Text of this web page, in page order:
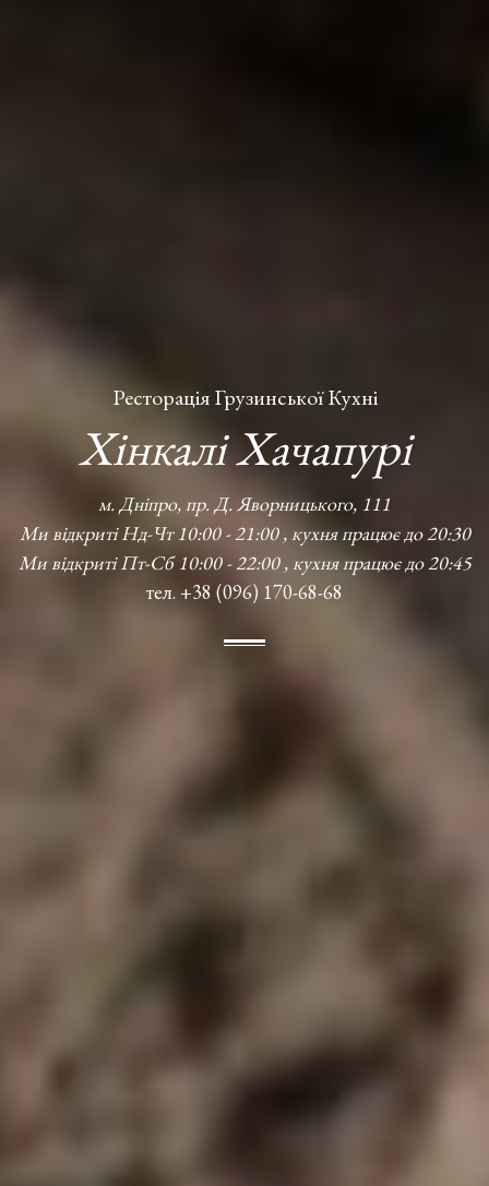
Ресторація Грузинської Кухні
Хінкалі Хачапурі
м. Дніпро, пр. Д. Яворницького, 111
Ми відкриті Нд-Чт 10:00 - 21:00 , кухня працює до 20:30
Ми відкриті Пт-Сб 10:00 - 22:00 , кухня працює до 20:45
тел. +38 (096) 170-68-68